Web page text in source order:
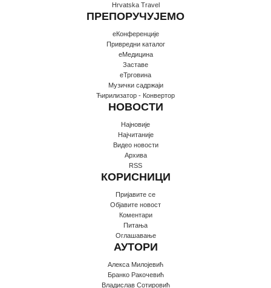
Hrvatska Travel
ПРЕПОРУЧУЈЕМО
еКонференције
Привредни каталог
еМедицина
Заставе
еТрговина
Музички садржаји
Ћирилизатор - Конвертор
НОВОСТИ
Најновије
Најчитаније
Видео новости
Архива
RSS
КОРИСНИЦИ
Пријавите се
Oбјавите новост
Коментари
Питања
Оглашавање
АУТОРИ
Алекса Милојевић
Бранко Ракочевић
Владислав Сотировић